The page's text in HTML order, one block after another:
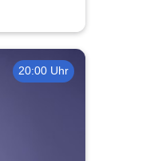
20:00 Uhr